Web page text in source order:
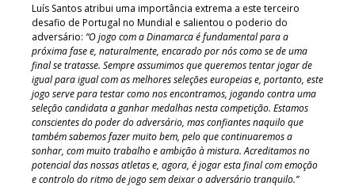
Luís Santos atribui uma importância extrema a este terceiro
desafio de Portugal no Mundial e salientou o poderio do
adversário: “O jogo com a Dinamarca é fundamental para a
próxima fase e, naturalmente, encarado por nós como se de uma
final se tratasse. Sempre assumimos que queremos tentar jogar de
igual para igual com as melhores seleções europeias e, portanto, este
jogo serve para testar como nos encontramos, jogando contra uma
seleção candidata a ganhar medalhas nesta competição. Estamos
conscientes do poder do adversário, mas confiantes naquilo que
também sabemos fazer muito bem, pelo que continuaremos a
sonhar, com muito trabalho e ambição à mistura. Acreditamos no
potencial das nossas atletas e, agora, é jogar esta final com emoção
e controlo do ritmo de jogo sem deixar o adversário tranquilo.”